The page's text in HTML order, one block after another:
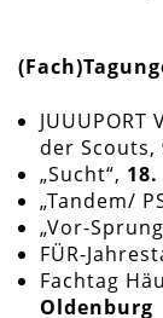
der Scouts,
„Sucht“,
„Tandem/
„Vor-
FÜR-
Fachtag
Oldenburg